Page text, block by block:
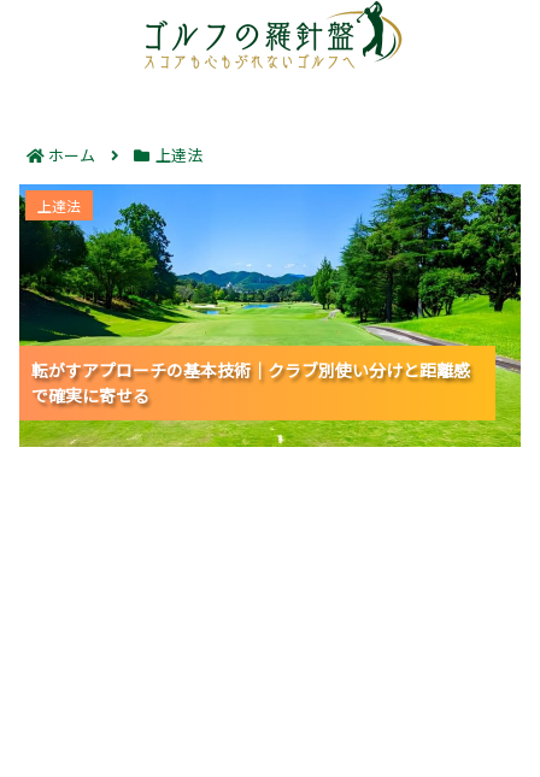
ホーム 上達法
転がすアプローチの基本技術｜クラブ別使い分けと距離
転がすアプローチの基本技術｜クラブ別使い分けと距離感
で確実に寄せる
転がすアプローチの基本技術｜クラブ別使い分けと距離感
で確実に寄せる
転がすアプローチの基本技術｜クラブ別使い分けと距離感
で確実に寄せる
上達法